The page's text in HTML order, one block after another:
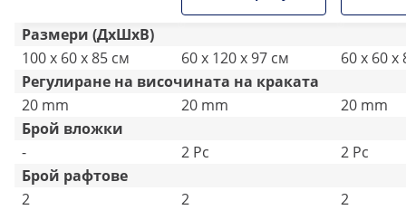
400 кг
Размери (ДxШxВ)
100 x 60 x 85 см
60 x 120 x 97 см
60 x 60 x
Pегулиране на височината на краката
20 mm
20 mm
20 mm
Брой вложки
-
2 Pc
2 Pc
Брой рафтове
2
2
2